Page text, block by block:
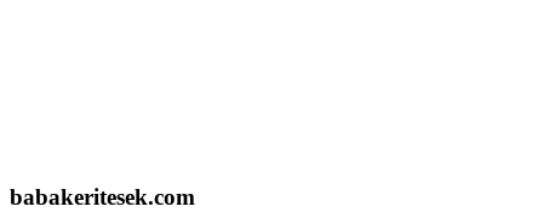
babakeritesek.com